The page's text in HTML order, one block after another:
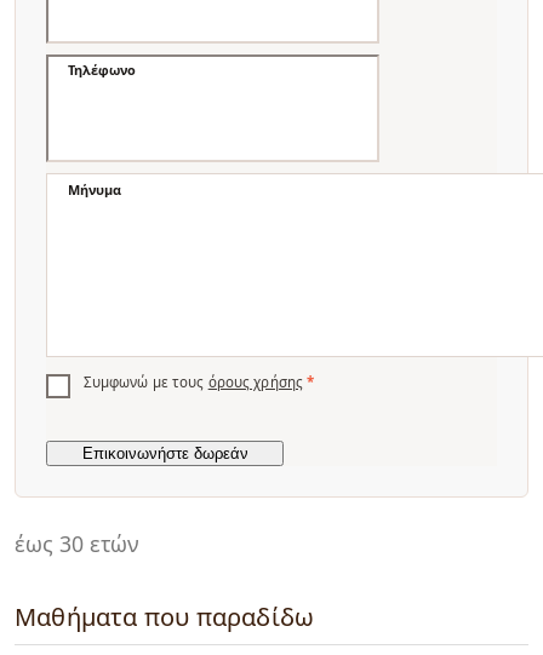
έως 30 ετών
Μαθήματα που παραδίδω
Τηλέφωνο
Μήνυμα
Συμφωνώ με τους όρους χρήσης *